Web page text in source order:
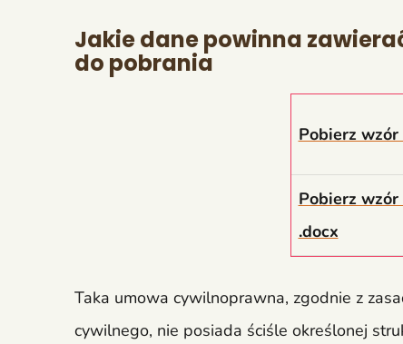
Jakie dane powinna
do pobrania
Pobierz
Pobierz wzór
.docx
Taka umowa cywilnoprawna, zgodnie z
cywilnego, nie posiada ściśle określonej